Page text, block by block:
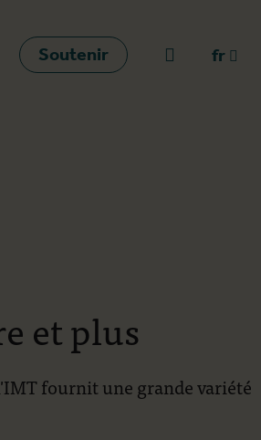
Soutenir go to search
fr
et plus
fournit une grande variété